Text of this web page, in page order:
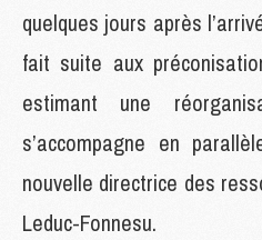
quelques jours après
fait suite aux
estimant une
s’accompagne en
nouvelle directrice des
Leduc-Fonnesu.